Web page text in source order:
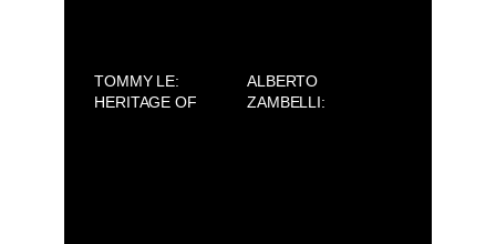
TOMMY LE:
HERITAGE OF
ALBERTO
ZAMBELLI: